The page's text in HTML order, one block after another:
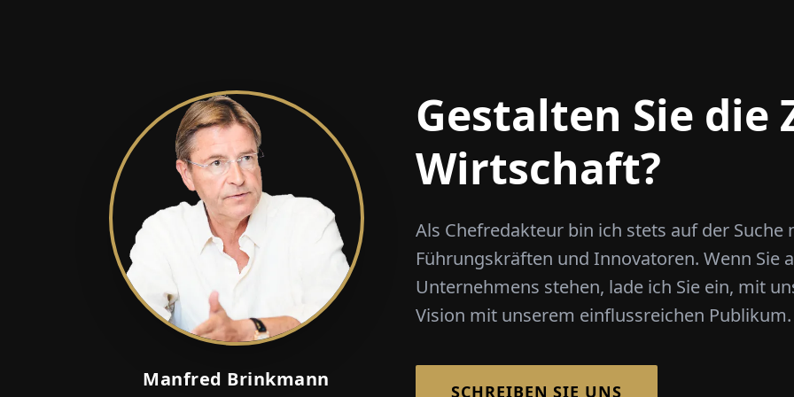
Manfred Brinkmann
Gestalten Sie
Wirtschaft?
Als Chefredakteur bin ich stets auf der
Führungskräften und Innovatoren. Wenn Sie
Unternehmens stehen, lade ich Sie ein, mit
Vision mit unserem einflussreichen Publikum.
SCHREIBEN SIE UNS